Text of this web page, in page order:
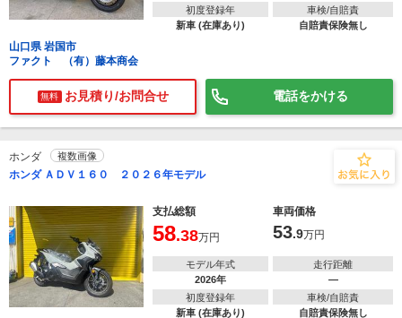
初度登録年
新車 (在庫あり)
車検/自賠責
自賠責保険無し
山口県 岩国市
ファクト （有）藤本商会
無料 お見積り/お問合せ 電話をかける
ホンダ 複数画像
ホンダ ＡＤＶ１６０ ２０２６年モデル
支払総額 車両価格
58.38万円 53.9万円
モデル年式
2026年
走行距離
―
初度登録年
新車 (在庫あり)
車検/自賠責
自賠責保険無し